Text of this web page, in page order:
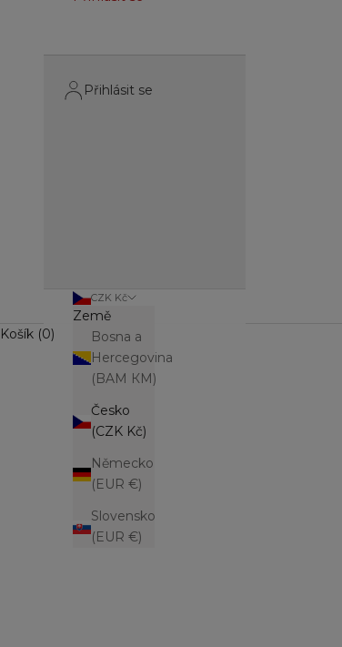
Přihlásit se
CZK Kč
Země
Bosna a
Hercegovina
(BAM КМ)
Česko
(CZK Kč)
Německo
(EUR €)
Slovensko
(EUR €)
Košík (0)